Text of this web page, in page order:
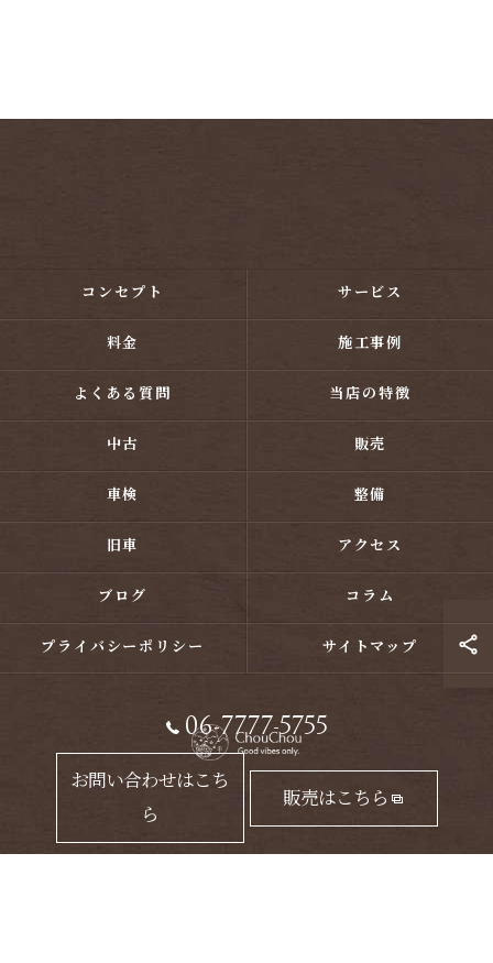
06-7777-5755
お問い合わせはこち
ら
販売はこちら
コンセプト サービス
料金 施工事例
よくある質問 当店の特徴
中古 販売
車検 整備
旧車 アクセス
ブログ コラム
プライバシーポリシー サイトマップ